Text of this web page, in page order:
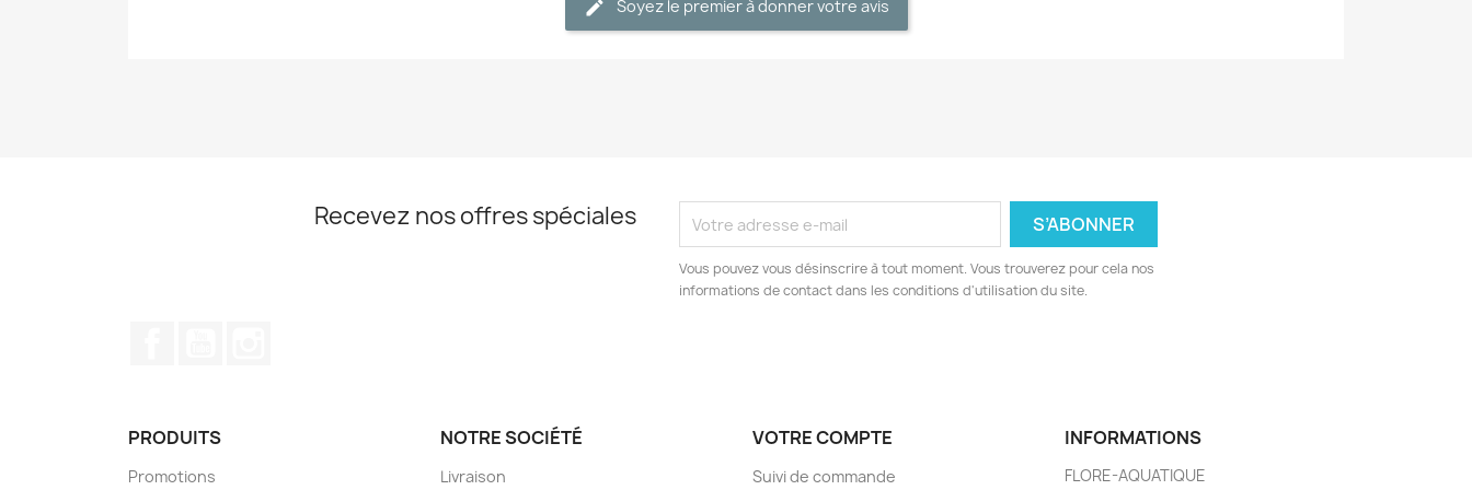
Soyez le premier à donner votre avis
Recevez nos offres spéciales
Vous pouvez vous désinscrire à tout moment. Vous trouverez pour cela nos
informations de contact dans les conditions d'utilisation du site.
PRODUITS
Promotions
NOTRE SOCIÉTÉ
Livraison
VOTRE COMPTE
Suivi de commande
INFORMATIONS
FLORE-AQUATIQUE